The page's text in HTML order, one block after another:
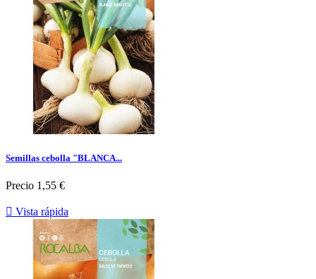
Semillas cebolla "BLANCA...
Precio 1,55 €
 Vista rápida